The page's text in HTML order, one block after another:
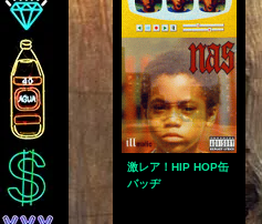
激レア！HIP HOP缶
バッヂ